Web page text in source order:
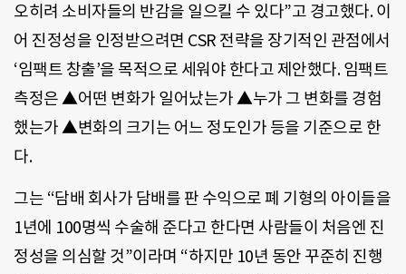
오히려 소비자들의 반감을 일으킬 수 있다”고 경고했다. 이
어 진정성을 인정받으려면 CSR 전략을 장기적인 관점에서
‘임팩트 창출’을 목적으로 세워야 한다고 제안했다. 임팩트
측정은 ▲어떤 변화가 일어났는가 ▲누가 그 변화를 경험
했는가 ▲변화의 크기는 어느 정도인가 등을 기준으로 한
다.
그는 “담배 회사가 담배를 판 수익으로 폐 기형의 아이들을
1년에 100명씩 수술해 준다고 한다면 사람들이 처음엔 진
정성을 의심할 것”이라며 “하지만 10년 동안 꾸준히 진행